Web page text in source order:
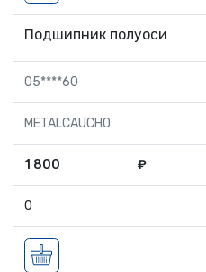
Подшипник полуоси
05****60
METALCAUCHO
1 800 ₽
0